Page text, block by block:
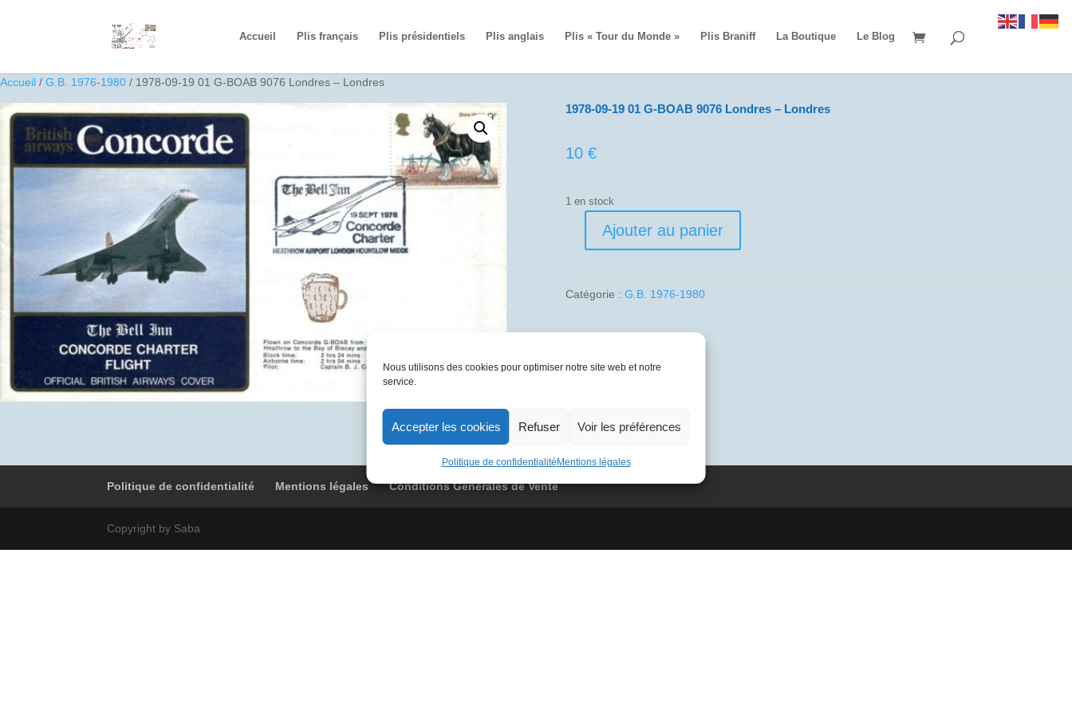
Nous utilisons des cookies pour optimiser notre site web et notre
service.
Accepter les cookies Refuser Voir les préférences
Politique de confidentialité Mentions légales
Accueil Plis français Plis présidentiels Plis anglais Plis « Tour du Monde » Plis Braniff La Boutique Le Blog
Accueil / G.B. 1976-1980 / 1978-09-19 01 G-BOAB 9076 Londres – Londres
1978-09-19 01 G-BOAB 9076 Londres – Londres
10 €
1 en stock
quantité
09-
01
BOAB
Ajouter au panier
Catégorie : G.B. 1976-1980
Politique de confidentialité Mentions légales Conditions Générales de Vente
Copyright by Saba